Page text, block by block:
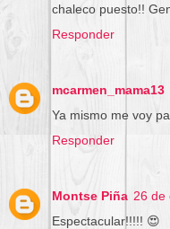
chaleco puesto!!
Responder
mcarmen_mama13
Ya mismo me voy
Responder
Montse Piña 26 de
Espectacular!!!!! 😍